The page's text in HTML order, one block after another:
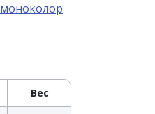
моноколор
Вес